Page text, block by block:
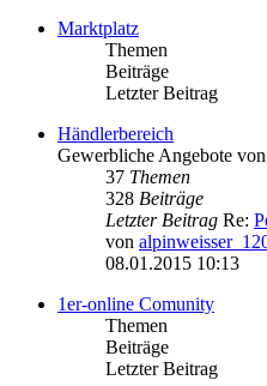
Marktplatz
Themen
Beiträge
Letzter Beitrag
Händlerbereich
Gewerbliche Angebote
37 Themen
328 Beiträge
Letzter Beitrag Re:
von
08.01.2015 10:13
1er-online Comunity
Themen
Beiträge
Letzter Beitrag